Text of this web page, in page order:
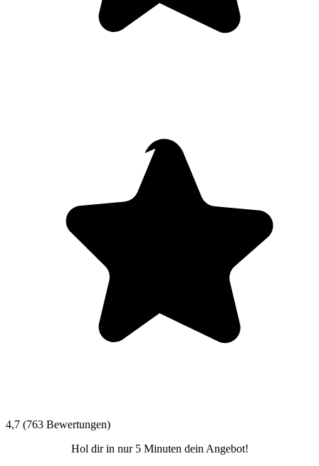
4,7 (763 Bewertungen)
Hol dir in nur 5 Minuten dein Angebot!